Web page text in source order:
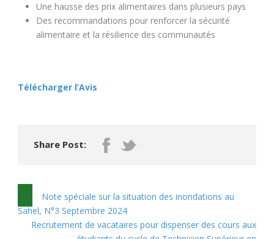
Une hausse des prix alimentaires dans plusieurs pays
Des recommandations pour renforcer la sécurité
alimentaire et la résilience des communautés
Télécharger l’Avis
Share Post:
Note spéciale sur la situation des inondations au
Sahel, N°3 Septembre 2024
Recrutement de vacataires pour dispenser des cours aux